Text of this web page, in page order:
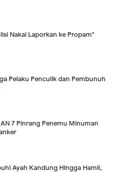
Nakal Laporkan ke Propam"
Pelaku Penculik dan Pembunuh
7 Pinrang Penemu Minuman
Ayah Kandung Hingga Hamil,